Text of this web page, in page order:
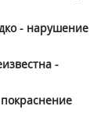
- нарушение
-